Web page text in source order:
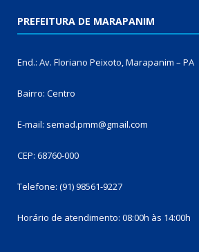
PREFEITURA DE MARAPANIM
End.: Av. Floriano Peixoto, Marapanim – PA
Bairro: Centro
E-mail: semad.pmm@gmail.com
CEP: 68760-000
Telefone: (91) 98561-9227
Horário de atendimento: 08:00h às 14:00h